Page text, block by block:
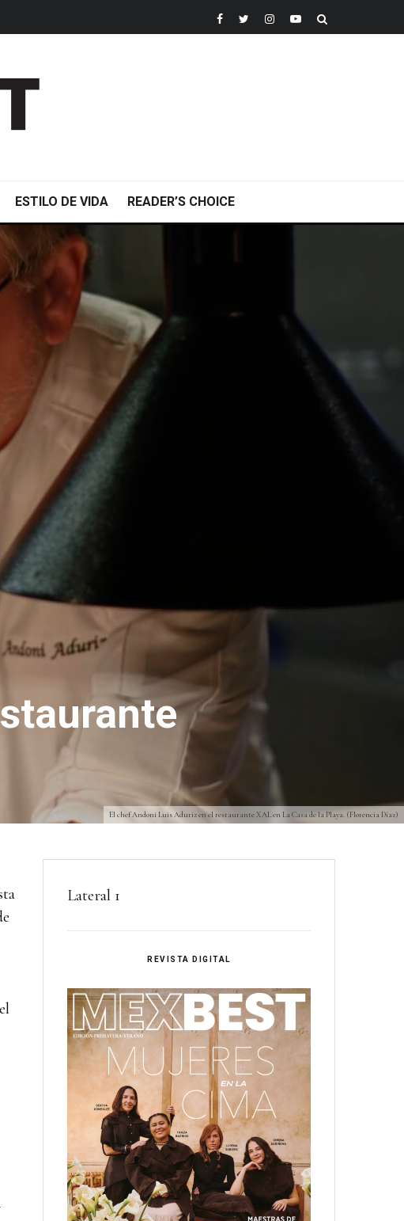
ESTILO DE VIDA READER’S CHOICE
El chef Andoni Luis Aduriz en el restaurante XAL en La Casa de la Playa. (Florencia Díaz)
Lateral 1
REVISTA DIGITAL